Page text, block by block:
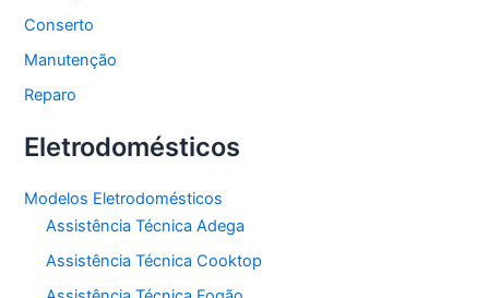
Conserto
Manutenção
Reparo
Eletrodomésticos
Modelos Eletrodomésticos
Assistência Técnica Adega
Assistência Técnica Cooktop